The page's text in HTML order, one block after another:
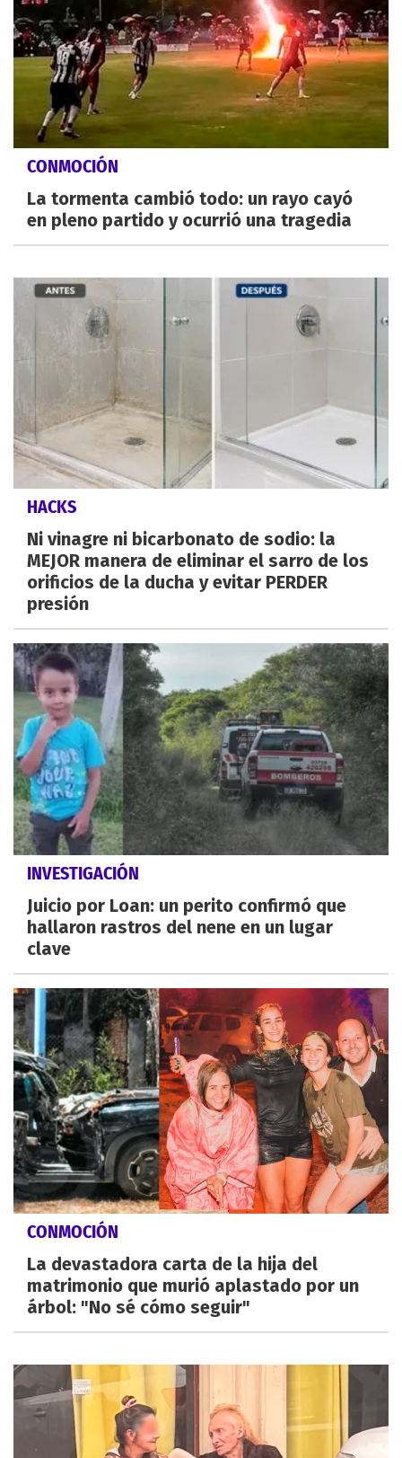
CONMOCIÓN
La tormenta cambió todo: un rayo cayó
en pleno partido y ocurrió una tragedia
HACKS
Ni vinagre ni bicarbonato de sodio: la
MEJOR manera de eliminar el sarro de los
orificios de la ducha y evitar PERDER
presión
INVESTIGACIÓN
Juicio por Loan: un perito confirmó que
hallaron rastros del nene en un lugar
clave
CONMOCIÓN
La devastadora carta de la hija del
matrimonio que murió aplastado por un
árbol: "No sé cómo seguir"